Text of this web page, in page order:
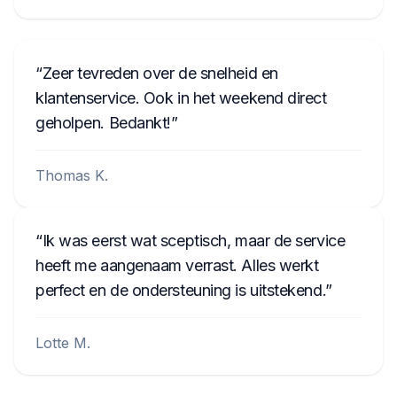
Zeer tevreden over de snelheid en
klantenservice. Ook in het weekend direct
geholpen. Bedankt!
Thomas K.
Ik was eerst wat sceptisch, maar de service
heeft me aangenaam verrast. Alles werkt
perfect en de ondersteuning is uitstekend.
Lotte M.